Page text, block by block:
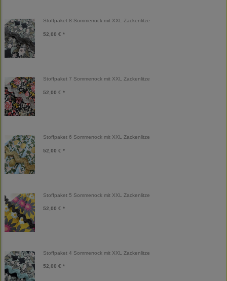
Stoffpaket 8 Sommerrock mit XXL Zackenlitze
52,00 € *
Stoffpaket 7 Sommerrock mit XXL Zackenlitze
52,00 € *
Stoffpaket 6 Sommerrock mit XXL Zackenlitze
52,00 € *
Stoffpaket 5 Sommerrock mit XXL Zackenlitze
52,00 € *
Stoffpaket 4 Sommerrock mit XXL Zackenlitze
52,00 € *